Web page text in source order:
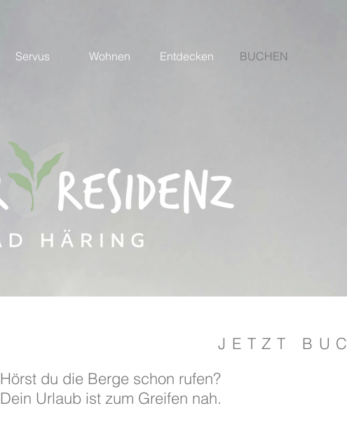
Servus Wohnen Entdecken BUCHEN
JETZT
Hörst du die Berge schon rufen?
Dein Urlaub ist zum Greifen nah.